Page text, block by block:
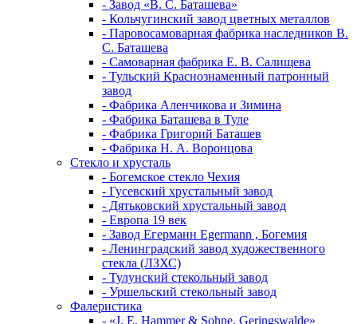
- Завод «В. С. Баташева»
- Кольчугинский завод цветных металлов
- Паровосамоварная фабрика наследников В.
С. Баташева
- Самоварная фабрика Е. В. Салищева
- Тульский Краснознаменный патронный
завод
- Фабрика Аленчикова и Зимина
- Фабрика Баташева в Туле
- Фабрика Григорий Баташев
- Фабрика Н. А. Воронцова
Стекло и хрусталь
- Богемское стекло Чехия
- Гусевский хрустальный завод
- Дятьковский хрустальный завод
- Европа 19 век
- Завод Егерманн Egermann , Богемия
- Ленинградский завод художественного
стекла (ЛЗХС)
- Тулунский стекольный завод
- Уршельский стекольный завод
Фалеристика
- «J. E. Hammer & Sohne, Geringswalde»